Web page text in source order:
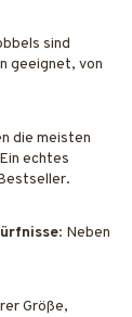
sind
geeignet, von
die meisten
echtes
: Neben
Größe,